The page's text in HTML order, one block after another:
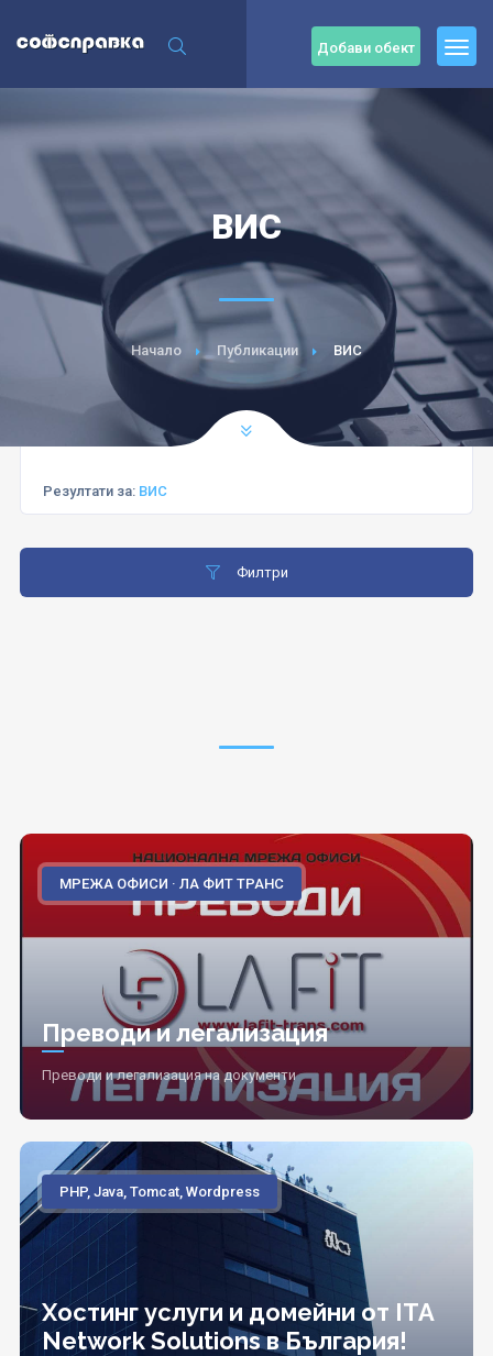
Добави обект
ВИС
Начало Публикации ВИС
Резултати за: ВИС
Филтри
МРЕЖА ОФИСИ · ЛА ФИТ ТРАНС
Преводи и легализация
Преводи и легализация на документи
PHP, Java, Tomcat, Wordpress
Хостинг услуги и домейни от ITA
Network Solutions в България!